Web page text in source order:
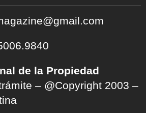
de la Propiedad
– @Copyright 2003 –